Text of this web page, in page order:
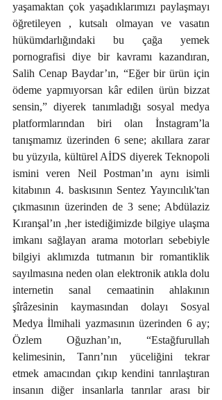
yaşamaktan çok yaşadıklarımızı paylaşmayı
öğretileyen , kutsalı olmayan ve vasatın
hükümdarlığındaki bu çağa yemek
pornografisi diye bir kavramı kazandıran,
Salih Cenap Baydar’ın, “Eğer bir ürün için
ödeme yapmıyorsan kâr edilen ürün bizzat
sensin,” diyerek tanımladığı sosyal medya
platformlarından biri olan İnstagram’la
tanışmamız üzerinden 6 sene; akıllara zarar
bu yüzyıla, kültürel AİDS diyerek Teknopoli
ismini veren Neil Postman’ın aynı isimli
kitabının 4. baskısının Sentez Yayıncılık'tan
çıkmasının üzerinden de 3 sene; Abdülaziz
Kıranşal’ın ,her istediğimizde bilgiye ulaşma
imkanı sağlayan arama motorları sebebiyle
bilgiyi aklımızda tutmanın bir romantiklik
sayılmasına neden olan elektronik atıkla dolu
internetin sanal cemaatinin ahlakının
şîrâzesinin kaymasından dolayı Sosyal
Medya İlmihali yazmasının üzerinden 6 ay;
Özlem Oğuzhan’ın, “Estağfurullah
kelimesinin, Tanrı’nın yüceliğini tekrar
etmek amacından çıkıp kendini tanrılaştıran
insanın diğer insanlarla tanrılar arası bir